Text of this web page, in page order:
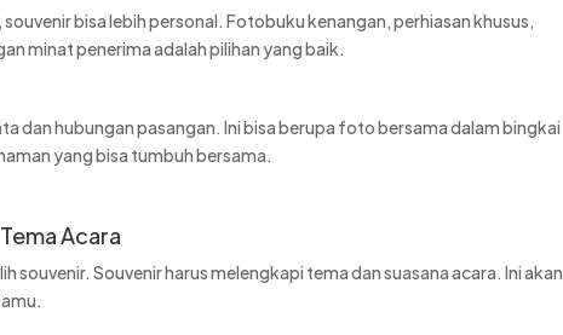
bisa lebih personal. Fotobuku kenangan, perhiasan khusus,
minat penerima adalah pilihan yang baik.
dan hubungan pasangan. Ini bisa berupa foto bersama dalam bingkai
yang bisa tumbuh bersama.
Acara
souvenir. Souvenir harus melengkapi tema dan suasana acara. Ini akan